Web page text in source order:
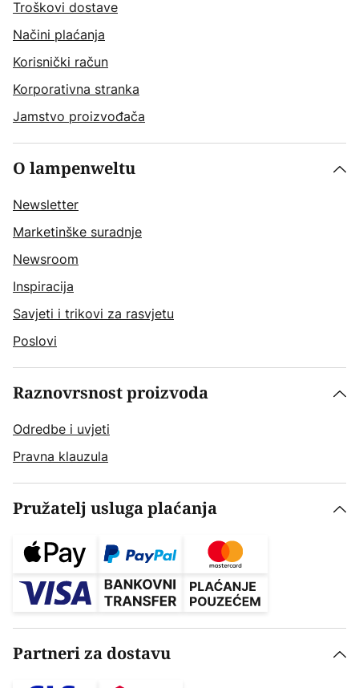
Troškovi dostave
Načini plaćanja
Korisnički račun
Korporativna stranka
Jamstvo proizvođača
O lampenweltu
Newsletter
Marketinške suradnje
Newsroom
Inspiracija
Savjeti i trikovi za rasvjetu
Poslovi
Raznovrsnost proizvoda
Odredbe i uvjeti
Pravna klauzula
Pružatelj usluga plaćanja
Partneri za dostavu